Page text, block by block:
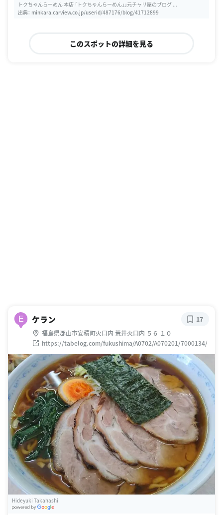
トクちゃんらーめん 本店 「トクちゃんらーめん」」元チャリ屋のブログ ...
出典： minkara.carview.co.jp/userid/487176/blog/41712899
このスポットの詳細を見る
E ケラン
福島県郡山市安積町火口内 荒井火口内 ５６ １０
https://tabelog.com/fukushima/A0702/A070201/7000134/
17
Hideyuki Takahashi